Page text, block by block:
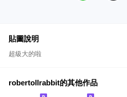
貼圖說明
超級大的啦
robertollrabbit的其他作品